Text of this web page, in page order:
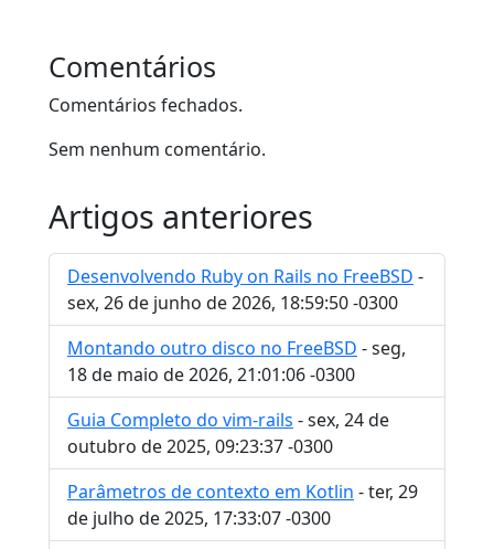
Comentários
Comentários fechados.
Sem nenhum comentário.
Artigos anteriores
Desenvolvendo Ruby on Rails no FreeBSD -
sex, 26 de junho de 2026, 18:59:50 -0300
Montando outro disco no FreeBSD - seg,
18 de maio de 2026, 21:01:06 -0300
Guia Completo do vim-rails - sex, 24 de
outubro de 2025, 09:23:37 -0300
Parâmetros de contexto em Kotlin - ter, 29
de julho de 2025, 17:33:07 -0300